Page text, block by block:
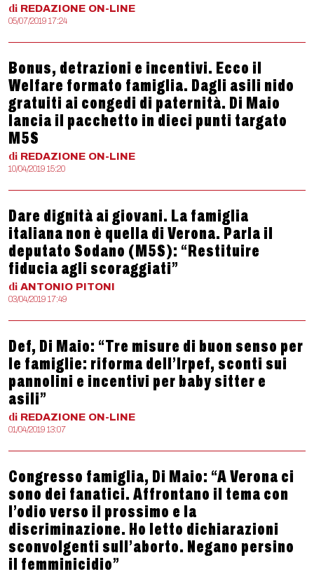
di REDAZIONE ON-LINE
05/07/2019 17:24
Bonus, detrazioni e incentivi. Ecco il
Welfare formato famiglia. Dagli asili nido
gratuiti ai congedi di paternità. Di Maio
lancia il pacchetto in dieci punti targato
M5S
di REDAZIONE ON-LINE
10/04/2019 15:20
Dare dignità ai giovani. La famiglia
italiana non è quella di Verona. Parla il
deputato Sodano (M5S): “Restituire
fiducia agli scoraggiati”
di ANTONIO PITONI
03/04/2019 17:49
Def, Di Maio: “Tre misure di buon senso per
le famiglie: riforma dell’Irpef, sconti sui
pannolini e incentivi per baby sitter e
asili”
di REDAZIONE ON-LINE
01/04/2019 13:07
Congresso famiglia, Di Maio: “A Verona ci
sono dei fanatici. Affrontano il tema con
l’odio verso il prossimo e la
discriminazione. Ho letto dichiarazioni
sconvolgenti sull’aborto. Negano persino
il femminicidio”